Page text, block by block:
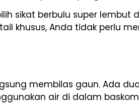
sikat berbulu super
khusus, Anda tidak perlu
membilas gaun. Ada
air di dalam